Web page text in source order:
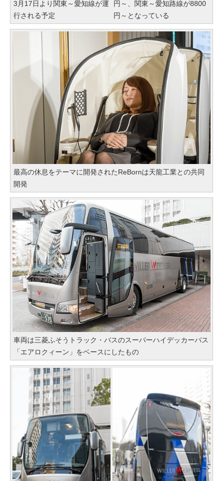
3月17日より関東～愛知線が運
行される予定
円～、関東～愛知路線が8800
円～となっている
最高の休息をテーマに開発されたReBornは天龍工業との共同
開発
車両は三菱ふそうトラック・バスのスーパーハイデッカーバス
「エアロクィーン」をベースにしたもの